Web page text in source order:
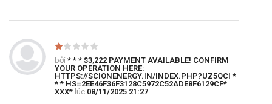
bởi* * * $3,222 PAYMENT AVAILABLE! CONFIRM
YOUR OPERATION HERE:
HTTPS://SCIONENERGY.IN/INDEX.PHP?UZ5QCI *
* * HS=2EE46F36F3128C5972C52ADE8F6129CF*
ХХХ* lúc 08/11/2025 21:27